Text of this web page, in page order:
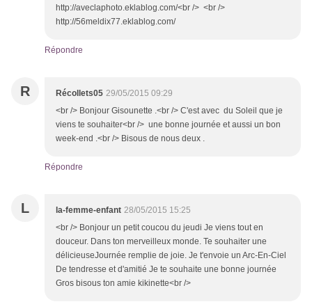
http://aveclaphoto.eklablog.com/<br /> <br />
http://56meldix77.eklablog.com/
Répondre
R Récollets05 29/05/2015 09:29
<br /> Bonjour Gisounette .<br /> C'est avec du Soleil que je
viens te souhaiter<br /> une bonne journée et aussi un bon
week-end .<br /> Bisous de nous deux .
Répondre
L la-femme-enfant 28/05/2015 15:25
<br /> Bonjour un petit coucou du jeudi Je viens tout en
douceur. Dans ton merveilleux monde. Te souhaiter une
délicieuseJournée remplie de joie. Je t'envoie un Arc-En-Ciel
De tendresse et d'amitié Je te souhaite une bonne journée
Gros bisous ton amie kikinette<br />